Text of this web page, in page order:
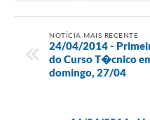
NOTÍCIA MAIS RECENTE
24/04/2014 -
do Curso T�cnico
domingo, 27/04